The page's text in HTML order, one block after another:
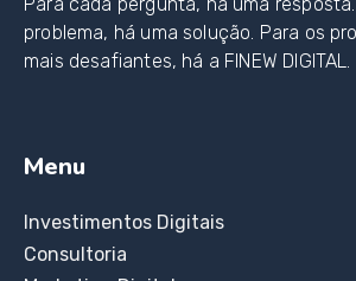
problema, há uma solução. Para os
mais desafiantes, há a FINEW DIGITAL.
Menu
Investimentos Digitais
Consultoria